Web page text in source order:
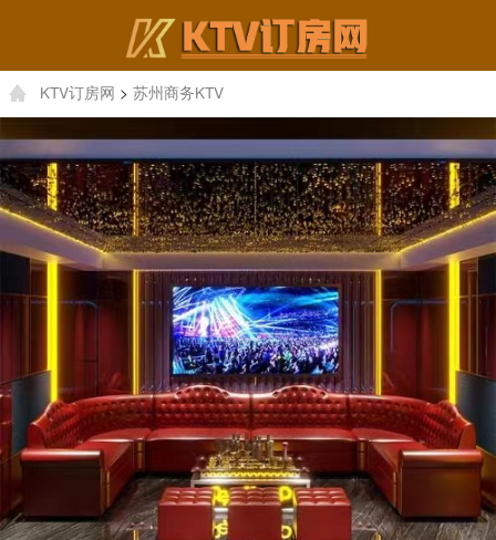
KTV订房网 > 苏州商务KTV